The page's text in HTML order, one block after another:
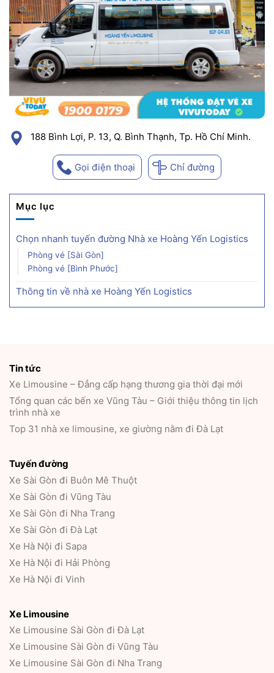
188 Bình Lợi, P. 13, Q. Bình Thạnh, Tp. Hồ Chí Minh.
Gọi điện thoại Chỉ đường
Mục lục
Chọn nhanh tuyến đường Nhà xe Hoàng Yến Logistics
Phòng vé [Sài Gòn]
Phòng vé [Bình Phước]
Thông tin về nhà xe Hoàng Yến Logistics
Tin tức
Xe Limousine – Đẳng cấp hạng thương gia thời đại mới
Tổng quan các bến xe Vũng Tàu – Giới thiệu thông tin lịch
trình nhà xe
Top 31 nhà xe limousine, xe giường nằm đi Đà Lạt
Tuyến đường
Xe Sài Gòn đi Buôn Mê Thuột
Xe Sài Gòn đi Vũng Tàu
Xe Sài Gòn đi Nha Trang
Xe Sài Gòn đi Đà Lạt
Xe Hà Nội đi Sapa
Xe Hà Nội đi Hải Phòng
Xe Hà Nội đi Vinh
Xe Limousine
Xe Limousine Sài Gòn đi Đà Lạt
Xe Limousine Sài Gòn đi Vũng Tàu
Xe Limousine Sài Gòn đi Nha Trang